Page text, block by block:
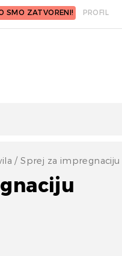
SMO ZATVORENI! PROFIL
/ Sprej za impregnaciju